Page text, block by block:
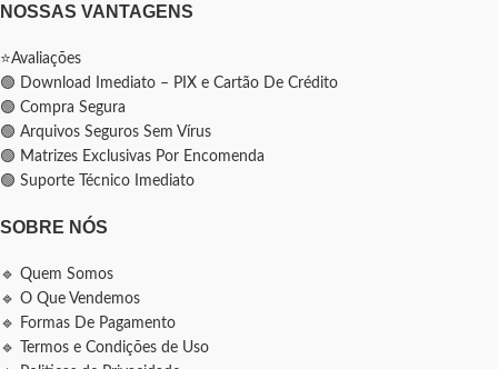
NOSSAS VANTAGENS
⭐Avaliações
🟢 Download Imediato – PIX e Cartão De Crédito
🟢 Compra Segura
🟢 Arquivos Seguros Sem Vírus
🟢 Matrizes Exclusivas Por Encomenda
🟢 Suporte Técnico Imediato
SOBRE NÓS
🔹 Quem Somos
🔹 O Que Vendemos
🔹 Formas De Pagamento
🔹 Termos e Condições de Uso